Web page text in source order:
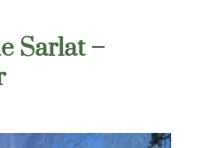
Sarlat –